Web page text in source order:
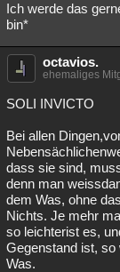
Ich werde das
bin*
octavios.
ehemaliges
SOLI INVICTO
Bei allen
dass sie sind,
denn man
dem Was, ohne
Nichts. Je mehr
so leichterist es,
Gegenstand ist,
Was.